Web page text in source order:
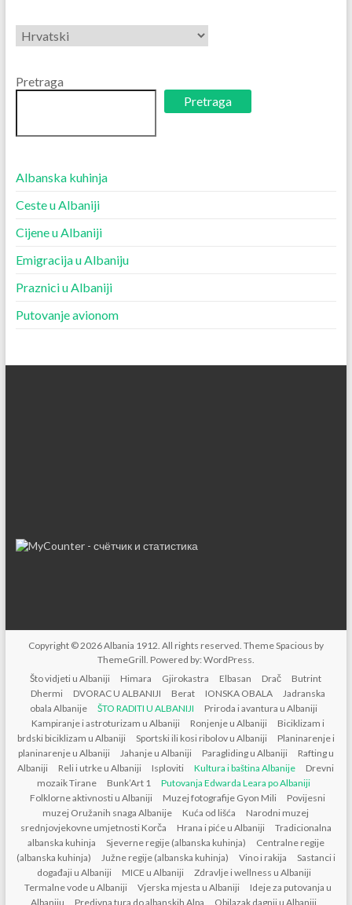
Odaberite
jezik
Pretraga
Pretraga
Albanska kuhinja
Ceste u Albaniji
Cijene u Albaniji
Emigracija u Albaniju
Praznici u Albaniji
Putovanje avionom
Copyright © 2026Albania 1912. All rights reserved. ThemeSpacious by
ThemeGrill. Powered by: WordPress.
Što vidjeti u Albaniji
Himara Gjirokastra Elbasan Drač
Butrint
Dhermi
DVORAC U ALBANIJI Berat IONSKA OBALA
Jadranska
obala Albanije
ŠTO RADITI U ALBANIJI
Priroda i avantura u Albaniji
Kampiranje i astroturizam u Albaniji
Ronjenje u Albaniji
Biciklizam i
brdski biciklizam u Albaniji
Sportski ili kosi ribolov u Albaniji
Planinarenje i
planinarenje u Albaniji
Jahanje u Albaniji Paragliding u Albaniji
Rafting u
Albaniji
Reli i utrke u Albaniji Isploviti Kultura i baština Albanije
Drevni
mozaik Tirane
Bunk’Art 1
Putovanja Edwarda Leara po Albaniji
Folklorne aktivnosti u Albaniji
Muzej fotografije Gyon Mili
Povijesni
muzej Oružanih snaga Albanije
Kuća od lišća
Narodni muzej
srednjovjekovne umjetnosti Korča
Hrana i piće u Albaniji
Tradicionalna
albanska kuhinja
Sjeverne regije (albanska kuhinja)
Centralne regije
(albanska kuhinja)
Južne regije (albanska kuhinja) Vino i rakija
Sastanci i
događaji u Albaniji
MICE u Albaniji
Zdravlje i wellness u Albaniji
Termalne vode u Albaniji
Vjerska mjesta u Albaniji
Ideje za putovanja u
Albaniju
Predivna tura do albanskih Alpa Obilazak dagnji u Albaniji